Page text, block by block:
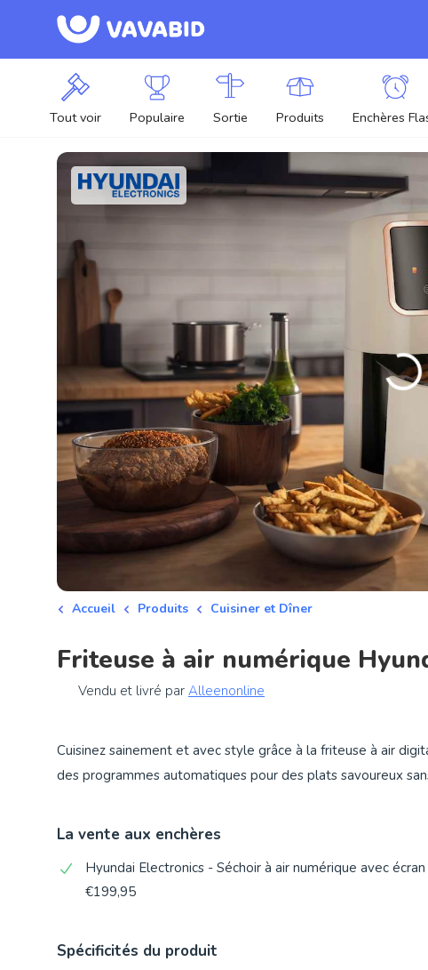
Tout voir Populaire Sortie Produits Enchères
Accueil Produits Cuisiner et Dîner
Friteuse à air numérique
Vendu et livré par Alleenonline
Cuisinez sainement et avec style grâce à la friteuse à air
des programmes automatiques pour des plats savoureux
La vente aux enchères
Hyundai Electronics - Séchoir à air numérique avec
€199,95
Spécificités du produit